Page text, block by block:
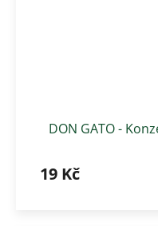
DON GATO -
19 Kč